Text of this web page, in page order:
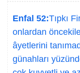
Enfal 52:Tıpkı
onlardan
âyetlerini
günahları